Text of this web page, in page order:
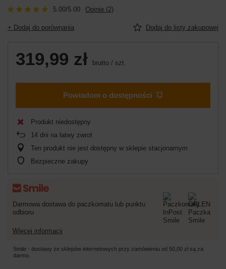
5.00/5.00 Opinie (2)
+ Dodaj do porównania Dodaj do listy zakupowej
319,99 zł brutto / szt.
Powiadom o dostępności
Produkt niedostępny
14 dni na łatwy zwrot
Ten produkt nie jest dostępny w sklepie stacjonarnym
Bezpieczne zakupy
Darmowa dostawa do paczkomatu lub punktu
odbioru
Więcej informacji
Smile - dostawy ze sklepów internetowych przy zamówieniu od 50,00 zł są za
darmo.